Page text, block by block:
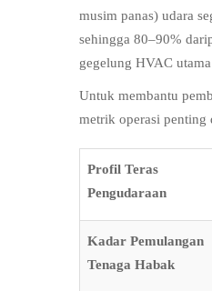
musim panas) udara
sehingga 80–90%
gegelung HVAC
Untuk membantu
metrik operasi penting
Profil Teras
Pengudaraan
Kadar Pemulangan
Tenaga Habak